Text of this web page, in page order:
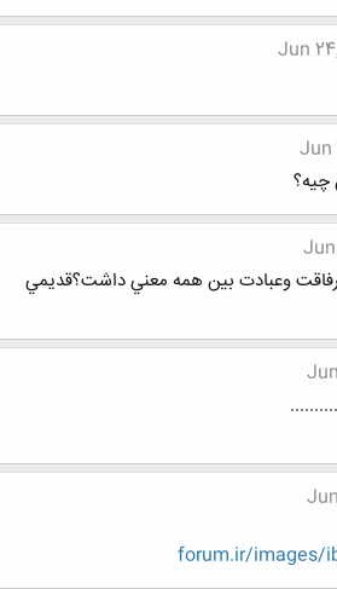
Jun
Jun
چیه؟
Jun
وعبادت بين همه معني داشت؟قديمي
forum.ir/images/